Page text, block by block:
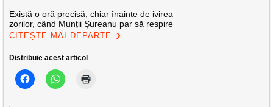
Există o oră precisă, chiar înainte de ivirea
zorilor, când Munții Șureanu par să respire
CITEȘTE MAI DEPARTE
Distribuie acest articol